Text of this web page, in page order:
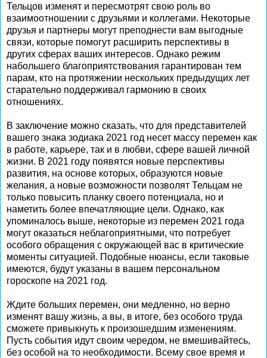
Тельцов изменят и пересмотрят свою роль во
взаимоотношении с друзьями и коллегами. Некоторые
друзья и партнеры могут преподнести вам выгодные
связи, которые помогут расширить перспективы в
других сферах ваших интересов. Однако режим
набольшего благоприятствования гарантирован тем
парам, кто на протяжении нескольких предыдущих лет
старательно поддерживал гармонию в своих
отношениях.
В заключение можно сказать, что для представителей
вашего знака зодиака 2021 год несет массу перемен как
в работе, карьере, так и в любви, сфере вашей личной
жизни. В 2021 году появятся новые перспективы
развития, на основе которых, образуются новые
желания, а новые возможности позволят Тельцам не
только повысить планку своего потенциала, но и
наметить более впечатляющие цели. Однако, как
упоминалось выше, некоторые из перемен 2021 года
могут оказаться неблагоприятными, что потребует
особого обращения с окружающей вас в критические
моменты ситуацией. Подобные нюансы, если таковые
имеются, будут указаны в вашем персональном
гороскопе на 2021 год.
Ждите больших перемен, они медленно, но верно
изменят вашу жизнь, а вы, в итоге, без особого труда
сможете привыкнуть к произошедшим изменениям.
Пусть события идут своим чередом, не вмешивайтесь,
без особой на то необходимости. Всему свое время и